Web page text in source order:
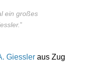
ein großes
”
Giessler aus Zug